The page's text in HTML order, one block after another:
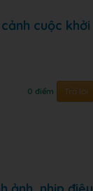
cuộc khởi
0 điểm Trả lời